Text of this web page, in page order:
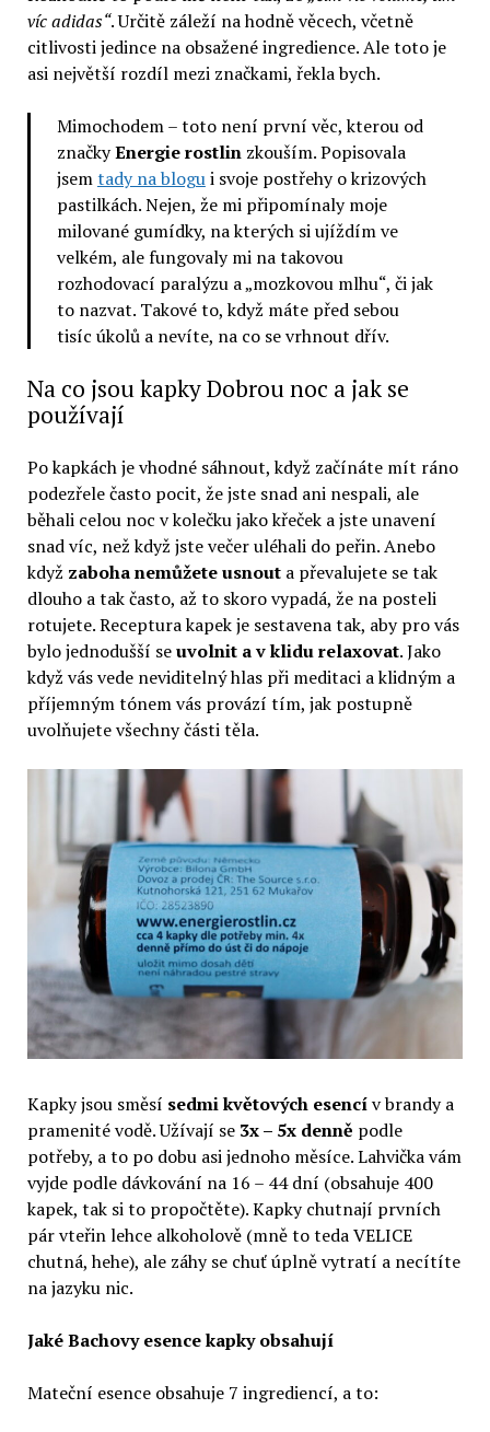
víc adidas“. Určitě záleží na hodně věcech, včetně
citlivosti jedince na obsažené ingredience. Ale toto je
asi největší rozdíl mezi značkami, řekla bych.
Mimochodem – toto není první věc, kterou od
značkyEnergie rostlinzkouším. Popisovala
jsemtady na blogui svoje postřehy o krizových
pastilkách. Nejen, že mi připomínaly moje
milované gumídky, na kterých si ujíždím ve
velkém, ale fungovaly mi na takovou
rozhodovací paralýzu a „mozkovou mlhu“, či jak
to nazvat. Takové to, když máte před sebou
tisíc úkolů a nevíte, na co se vrhnout dřív.
Na co jsou kapky Dobrou noc a jak se
používají
Po kapkách je vhodné sáhnout, když začínáte mít ráno
podezřele často pocit, že jste snad ani nespali, ale
běhali celou noc v kolečku jako křeček a jste unavení
snad víc, než když jste večer uléhali do peřin. Anebo
když zaboha nemůžete usnouta převalujete se tak
dlouho a tak často, až to skoro vypadá, že na posteli
rotujete. Receptura kapek je sestavena tak, aby pro vás
bylo jednodušší seuvolnit a v klidu relaxovat. Jako
když vás vede neviditelný hlas při meditaci a klidným a
příjemným tónem vás provází tím, jak postupně
uvolňujete všechny části těla.
Kapky jsou směsí sedmi květových esencív brandy a
pramenité vodě. Užívají se 3x – 5x denně podle
potřeby, a to po dobu asi jednoho měsíce. Lahvička vám
vyjde podle dávkování na 16 – 44 dní (obsahuje 400
kapek, tak si to propočtěte). Kapky chutnají prvních
pár vteřin lehce alkoholově (mně to teda VELICE
chutná, hehe), ale záhy se chuť úplně vytratí a necítíte
na jazyku nic.
Jaké Bachovy esence kapky obsahují
Mateční esence obsahuje 7 ingrediencí, a to: